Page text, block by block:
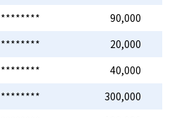
********
90,000
********
20,000
********
40,000
********
300,000